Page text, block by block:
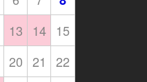
13 14
15
20 21
22